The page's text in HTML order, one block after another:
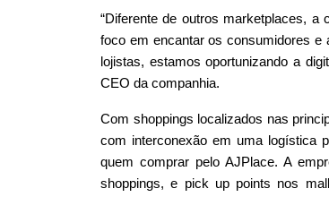
“Diferente de outros marketplaces, a
foco em encantar os consumidores e
lojistas, estamos oportunizando a
CEO da companhia.
Com shoppings localizados nas
com interconexão em uma logística
quem comprar pelo AJPlace. A
shoppings, e pick up points nos